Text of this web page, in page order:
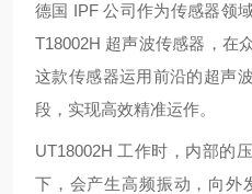
德国 IPF 公司作为传感器领
T18002H 超声波传感器，在
这款传感器运用前沿的超声
段，实现高效精准运作。
UT18002H 工作时，内部的
下，会产生高频振动，向外